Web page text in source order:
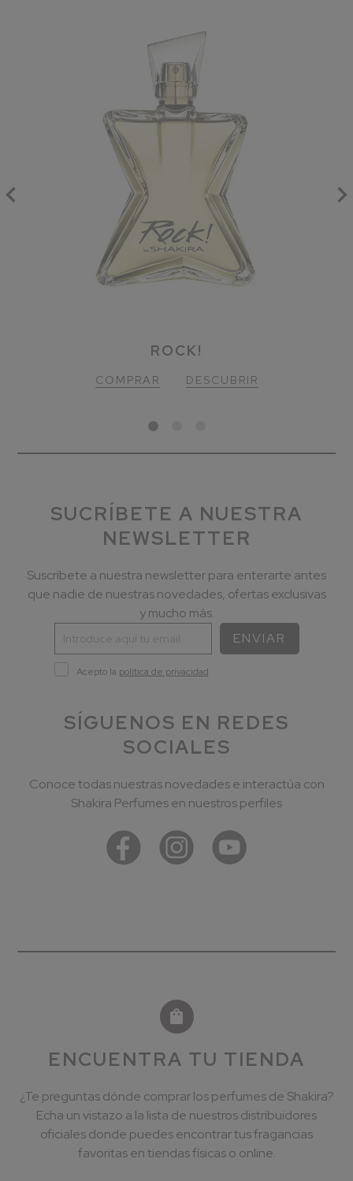
ROCK!
COMPRAR DESCUBRIR
S KISS
COMPRAR DESCUBRIR
S EAU FLORALE
COMPRAR DESCUBRIR
SUCRÍBETE A NUESTRA
NEWSLETTER
Suscríbete a nuestra newsletter para enterarte antes
que nadie de nuestras novedades, ofertas exclusivas
y mucho más.
ENVIAR
Acepto la política de privacidad
SÍGUENOS EN REDES
SOCIALES
Conoce todas nuestras novedades e interactúa con
Shakira Perfumes en nuestros perfiles
ENCUENTRA TU TIENDA
¿Te preguntas dónde comprar los perfumes de Shakira?
Echa un vistazo a la lista de nuestros distribuidores
oficiales donde puedes encontrar tus fragancias
favoritas en tiendas físicas o online.